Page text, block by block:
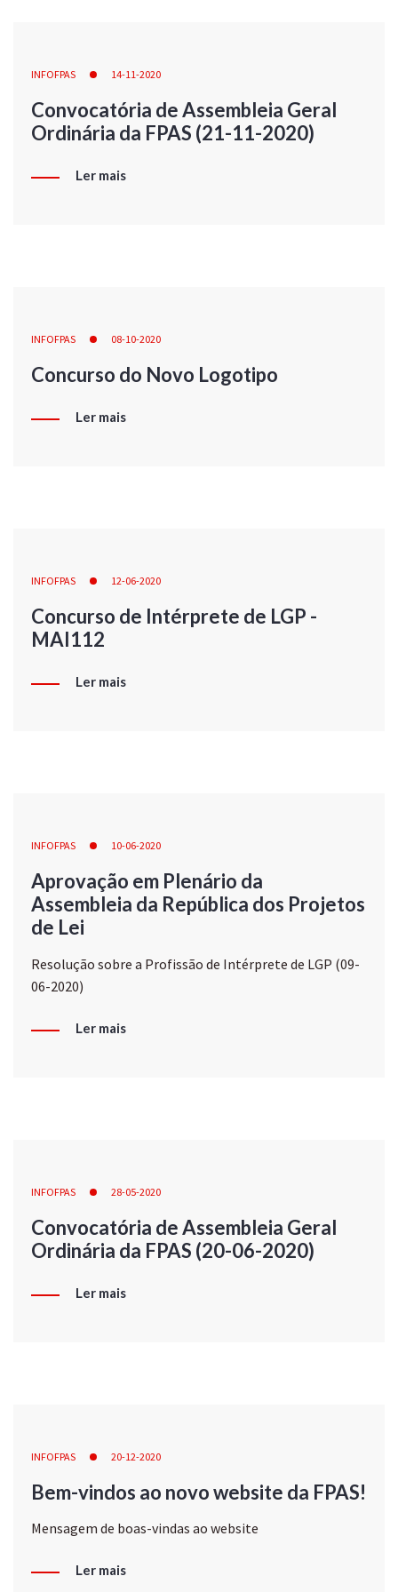
INFOFPAS 14-11-2020
Convocatória de Assembleia Geral
Ordinária da FPAS (21-11-2020)
Ler mais
INFOFPAS 08-10-2020
Concurso do Novo Logotipo
Ler mais
INFOFPAS 12-06-2020
Concurso de Intérprete de LGP -
MAI112
Ler mais
INFOFPAS 10-06-2020
Aprovação em Plenário da
Assembleia da República dos Projetos
de Lei
Resolução sobre a Profissão de Intérprete de LGP (09-
06-2020)
Ler mais
INFOFPAS 28-05-2020
Convocatória de Assembleia Geral
Ordinária da FPAS (20-06-2020)
Ler mais
INFOFPAS 20-12-2020
Bem-vindos ao novo website da FPAS!
Mensagem de boas-vindas ao website
Ler mais